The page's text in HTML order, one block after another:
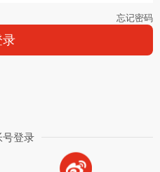
忘记密码
录
号登录